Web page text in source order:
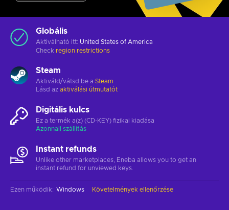
Globális
Aktiválható itt: United States of America
Check region restrictions
Steam
Aktiváld/vátsd be a Steam
Lásd az aktiválási útmutatót
Digitális kulcs
Ez a termék a(z) (CD-KEY) fizikai kiadása
Azonnali szállítás
Instant refunds
Unlike other marketplaces, Eneba allows you to get an
instant refund for unviewed keys.
Ezen működik: Windows Követelmények ellenőrzése